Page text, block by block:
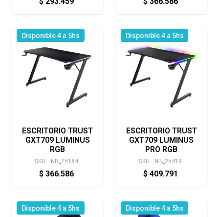
Disponible 4 a 5hs
ESCRITORIO TRUST
GXT709 LUMINUS
RGB
SKU: NB_25184
$ 366.586
Disponible 4 a 5hs
ESCRITORIO TRUST
GXT709 LUMINUS
PRO RGB
SKU: NB_25419
$ 409.791
Disponible 4 a 5hs Disponible 4 a 5hs